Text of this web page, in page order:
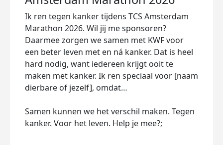
Ik ren tegen kanker tijdens TCS Amsterdam
Marathon 2026. Wil jij me sponsoren?
Daarmee zorgen we samen met KWF voor
een beter leven met en ná kanker. Dat is heel
hard nodig, want iedereen krijgt ooit te
maken met kanker. Ik ren speciaal voor [naam
dierbare of jezelf], omdat…
Samen kunnen we het verschil maken. Tegen
kanker. Voor het leven. Help je mee?;